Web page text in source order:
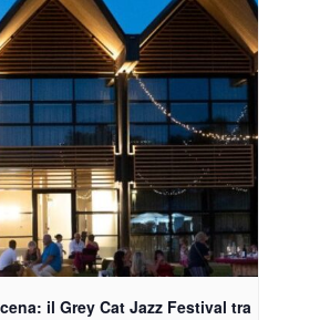
il Grey Cat Jazz Festival tra